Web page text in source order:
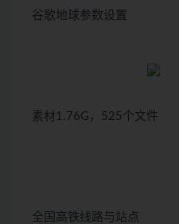
谷歌地球参数设置
素材1.76G，525个文件
全国高铁线路与站点